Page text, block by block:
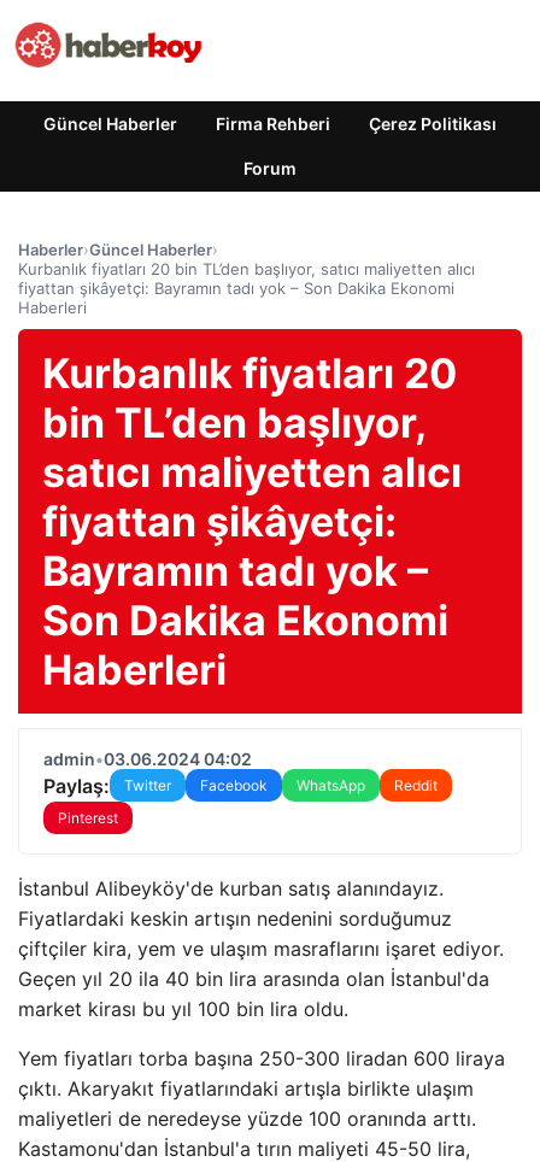
Güncel Haberler Firma Rehberi Çerez Politikası
Forum
Haberler›Güncel Haberler›
Kurbanlık fiyatları 20 bin TL’den başlıyor, satıcı maliyetten alıcı
fiyattan şikâyetçi: Bayramın tadı yok – Son Dakika Ekonomi
Haberleri
Kurbanlık fiyatları 20
bin TL’den başlıyor,
satıcı maliyetten alıcı
fiyattan şikâyetçi:
Bayramın tadı yok –
Son Dakika Ekonomi
Haberleri
admin•03.06.2024 04:02
Paylaş: Twitter Facebook WhatsApp
Reddit
Pinterest
İstanbul Alibeyköy'de kurban satış alanındayız.
Fiyatlardaki keskin artışın nedenini sorduğumuz
çiftçiler kira, yem ve ulaşım masraflarını işaret ediyor.
Geçen yıl 20 ila 40 bin lira arasında olan İstanbul'da
market kirası bu yıl 100 bin lira oldu.
Yem fiyatları torba başına 250-300 liradan 600 liraya
çıktı. Akaryakıt fiyatlarındaki artışla birlikte ulaşım
maliyetleri de neredeyse yüzde 100 oranında arttı.
Kastamonu'dan İstanbul'a tırın maliyeti 45-50 lira,